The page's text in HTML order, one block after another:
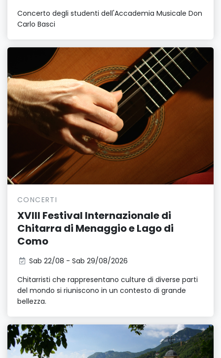
Concerto degli studenti dell'Accademia Musicale Don
Carlo Basci
CONCERTI
XVIII Festival Internazionale di
Chitarra di Menaggio e Lago di
Como
Sab 22/08 - Sab 29/08/2026
Chitarristi che rappresentano culture di diverse parti
del mondo si riuniscono in un contesto di grande
bellezza.